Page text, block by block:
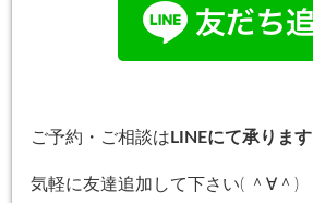
ご予約・ご相談は LINEにて承ります
気軽に友達追加して下さい( ＾∀＾)